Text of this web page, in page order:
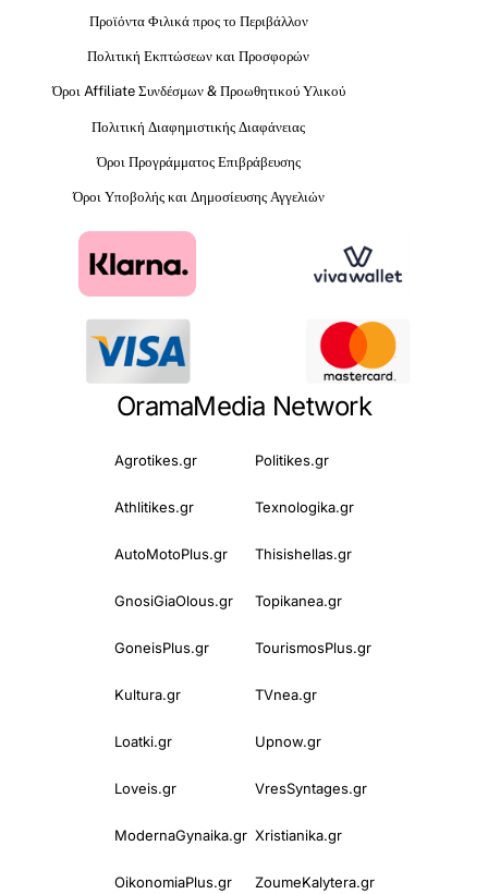
Προϊόντα Φιλικά προς το Περιβάλλον
Πολιτική Εκπτώσεων και Προσφορών
Όροι Affiliate Συνδέσμων & Προωθητικού Υλικού
Πολιτική Διαφημιστικής Διαφάνειας
Όροι Προγράμματος Επιβράβευσης
Όροι Υποβολής και Δημοσίευσης Αγγελιών
OramaMedia Network
Agrotikes.gr Politikes.gr
Athlitikes.gr Texnologika.gr
AutoMotoPlus.gr Thisishellas.gr
GnosiGiaOlous.gr Topikanea.gr
GoneisPlus.gr TourismosPlus.gr
Kultura.gr TVnea.gr
Loatki.gr Upnow.gr
Loveis.gr VresSyntages.gr
ModernaGynaika.gr Xristianika.gr
OikonomiaPlus.gr ZoumeKalytera.gr